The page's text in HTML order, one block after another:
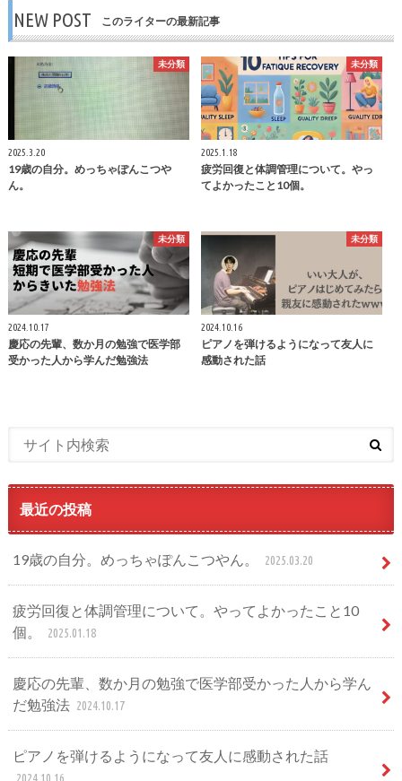
NEW POST このライターの最新記事
未分類
2025.3.20
19歳の自分。めっちゃぽんこつや
ん。
未分類
2025.1.18
疲労回復と体調管理について。やっ
てよかったこと10個。
未分類
2024.10.17
慶応の先輩、数か月の勉強で医学部
受かった人から学んだ勉強法
未分類
2024.10.16
ピアノを弾けるようになって友人に
感動された話
最近の投稿
19歳の自分。めっちゃぽんこつやん。 2025.03.20
疲労回復と体調管理について。やってよかったこと10
個。
2025.01.18
慶応の先輩、数か月の勉強で医学部受かった人から学ん
だ勉強法 2024.10.17
ピアノを弾けるようになって友人に感動された話